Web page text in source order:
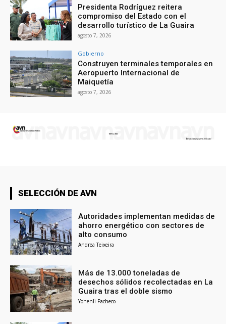
Presidenta Rodríguez reitera
compromiso del Estado con el
desarrollo turístico de La Guaira
agosto 7, 2026
Gobierno
Construyen terminales temporales en
Aeropuerto Internacional de
Maiquetía
agosto 7, 2026
SELECCIÓN DE AVN
Autoridades implementan medidas de
ahorro energético con sectores de
alto consumo
Andrea Teixeira
Más de 13.000 toneladas de
desechos sólidos recolectadas en La
Guaira tras el doble sismo
Yohenli Pacheco